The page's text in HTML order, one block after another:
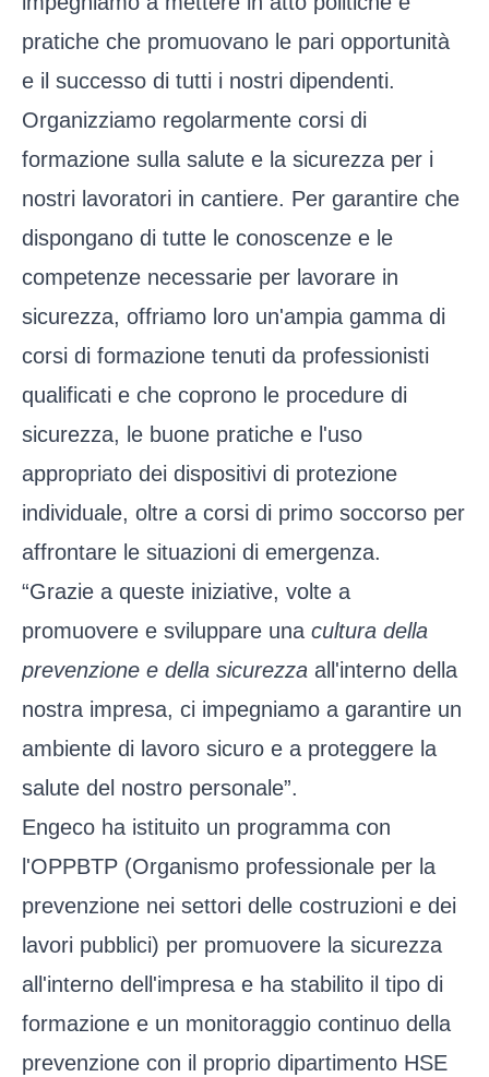
pratiche che promuovano le pari opportunità
e il successo di tutti i nostri dipendenti.
Organizziamo regolarmente corsi di
formazione sulla salute e la sicurezza per i
nostri lavoratori in cantiere. Per garantire che
dispongano di tutte le conoscenze e le
competenze necessarie per lavorare in
sicurezza, offriamo loro un'ampia gamma di
corsi di formazione tenuti da professionisti
qualificati e che coprono le procedure di
sicurezza, le buone pratiche e l'uso
appropriato dei dispositivi di protezione
individuale, oltre a corsi di primo soccorso per
affrontare le situazioni di emergenza.
“Grazie a queste iniziative, volte a
promuovere e sviluppare una cultura della
prevenzione e della sicurezza all'interno della
nostra impresa, ci impegniamo a garantire un
ambiente di lavoro sicuro e a proteggere la
salute del nostro personale”.
Engeco ha istituito un programma con
l'OPPBTP (Organismo professionale per la
prevenzione nei settori delle costruzioni e dei
lavori pubblici) per promuovere la sicurezza
all'interno dell'impresa e ha stabilito il tipo di
formazione e un monitoraggio continuo della
prevenzione con il proprio dipartimento HSE